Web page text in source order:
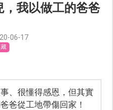
我以做工的爸爸
06-17
、很懂得感恩，但其實
爸從工地帶傷回家！